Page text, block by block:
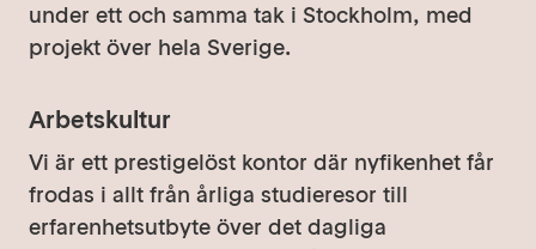
under ett och samma tak i Stockholm, med
projekt över hela Sverige.
Arbetskultur
Vi är ett prestigelöst kontor där nyfikenhet får
frodas i allt från årliga studieresor till
erfarenhetsutbyte över det dagliga